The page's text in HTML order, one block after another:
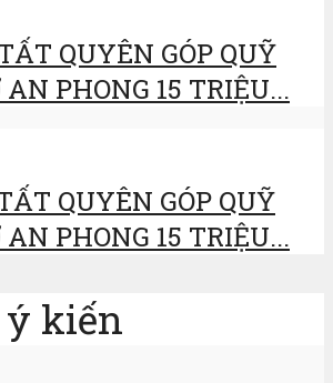
QUYÊN GÓP QUỸ
PHONG 15 TRIỆU...
QUYÊN GÓP QUỸ
PHONG 15 TRIỆU...
ý kiến